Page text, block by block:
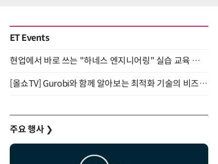
ET Events
현업에서 바로 쓰는 "하네스 엔지니어링" 실습 교육 워크숍 8월 20일 개최
[올쇼TV] Gurobi와 함께 알아보는 최적화 기술의 비즈니스 활용 (8월 20일 생방송)
주요 행사 ❯